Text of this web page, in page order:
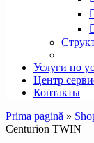
Услуги по
Центр
Контакты
Prima pagină »
Centurion TWIN